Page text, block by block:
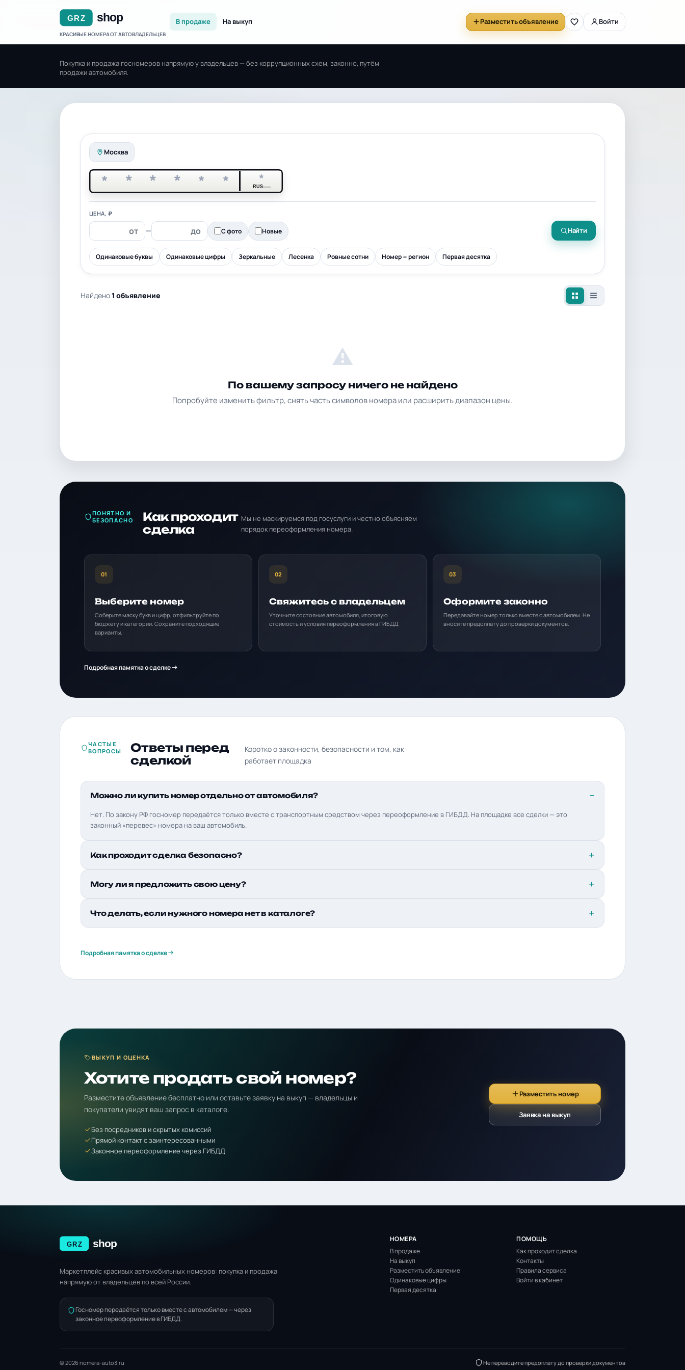
КРАСИВЫЕ НОМЕРА ОТ АВТОВЛАДЕЛЬЦЕВ
В продаже На выкуп Разместить объявление Войти
Покупка и продажа госномеров напрямую у владельцев — без коррупционных схем, законно, путём
продажи автомобиля.
Москва
* * * * * * *
RUS
ЦЕНА, ₽
— С фото Новые Найти
Одинаковые буквы Одинаковые цифры Зеркальные Лесенка Ровные сотни Номер = регион Первая десятка
Найдено1 объявление
⚠
По вашему запросу ничего не найдено
Попробуйте изменить фильтр, снять часть символов номера или расширить диапазон цены.
ПОНЯТНО И
БЕЗОПАСНО
Как проходит
сделка
Мы не маскируемся под госуслуги и честно объясняем
порядок переоформления номера.
01
Выберите номер
Соберите маску букв и цифр, отфильтруйте по
бюджету и категории. Сохраните подходящие
варианты.
02
Свяжитесь с владельцем
Уточните состояние автомобиля, итоговую
стоимость и условия переоформления в ГИБДД.
03
Оформите законно
Передавайте номер только вместе с автомобилем. Не
вносите предоплату до проверки документов.
Подробная памятка о сделке
ЧАСТЫЕ
ВОПРОСЫ
Ответы перед
сделкой
Коротко о законности, безопасности и том, как
работает площадка
Можно ли купить номер отдельно от автомобиля?
Нет. По закону РФ госномер передаётся только вместе с транспортным средством через переоформление в ГИБДД. На площадке все сделки — это
законный «перевес» номера на ваш автомобиль.
Как проходит сделка безопасно?
Могу ли я предложить свою цену?
Что делать, если нужного номера нет в каталоге?
Подробная памятка о сделке
ВЫКУП И ОЦЕНКА
Хотите продать свой номер?
Разместите объявление бесплатно или оставьте заявку на выкуп — владельцы и
покупатели увидят ваш запрос в каталоге.
Без посредников и скрытых комиссий
Прямой контакт с заинтересованными
Законное переоформление через ГИБДД
Разместить номер
Заявка на выкуп
Маркетплейс красивых автомобильных номеров: покупка и продажа
напрямую от владельцев по всей России.
Госномер передаётся только вместе с автомобилем — через
законное переоформление в ГИБДД.
НОМЕРА
В продаже
На выкуп
Разместить объявление
Одинаковые цифры
Первая десятка
ПОМОЩЬ
Как проходит сделка
Контакты
Правила сервиса
Войти в кабинет
© 2026 nomera-auto3.ru Не переводите предоплату до проверки документов